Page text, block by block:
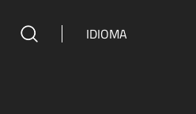
IDIOMA